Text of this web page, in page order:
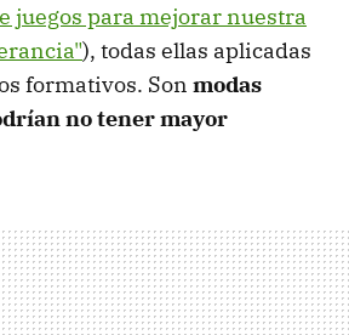
juegos para mejorar nuestra
), todas ellas aplicadas
formativos. Son modas
no tener mayor